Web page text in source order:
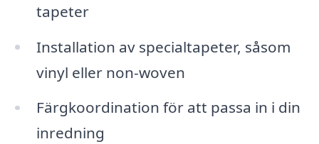
tapeter
Installation av specialtapeter, såsom
vinyl eller non-woven
Färgkoordination för att passa in i din
inredning